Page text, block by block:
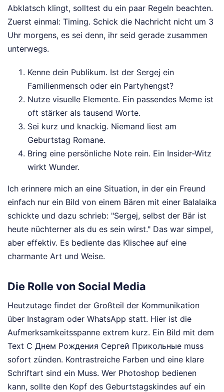
Abklatsch klingt, solltest du ein paar Regeln beachten.
Zuerst einmal: Timing. Schick die Nachricht nicht um 3
Uhr morgens, es sei denn, ihr seid gerade zusammen
unterwegs.
Kenne dein Publikum. Ist der Sergej ein
Familienmensch oder ein Partyhengst?
Nutze visuelle Elemente. Ein passendes Meme ist
oft stärker als tausend Worte.
Sei kurz und knackig. Niemand liest am
Geburtstag Romane.
Bring eine persönliche Note rein. Ein Insider-Witz
wirkt Wunder.
Ich erinnere mich an eine Situation, in der ein Freund
einfach nur ein Bild von einem Bären mit einer Balalaika
schickte und dazu schrieb: "Sergej, selbst der Bär ist
heute nüchterner als du es sein wirst." Das war simpel,
aber effektiv. Es bediente das Klischee auf eine
charmante Art und Weise.
Die Rolle von Social Media
Heutzutage findet der Großteil der Kommunikation
über Instagram oder WhatsApp statt. Hier ist die
Aufmerksamkeitsspanne extrem kurz. Ein Bild mit dem
Text С Днем Рождения Сергей Прикольные muss
sofort zünden. Kontrastreiche Farben und eine klare
Schriftart sind ein Muss. Wer Photoshop bedienen
kann, sollte den Kopf des Geburtstagskindes auf ein